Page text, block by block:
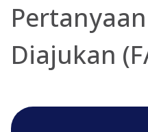
Diajukan